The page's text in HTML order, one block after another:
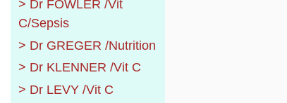
> Dr FOWLER /Vit
C/Sepsis
> Dr GREGER /Nutrition
> Dr KLENNER /Vit C
> Dr LEVY /Vit C